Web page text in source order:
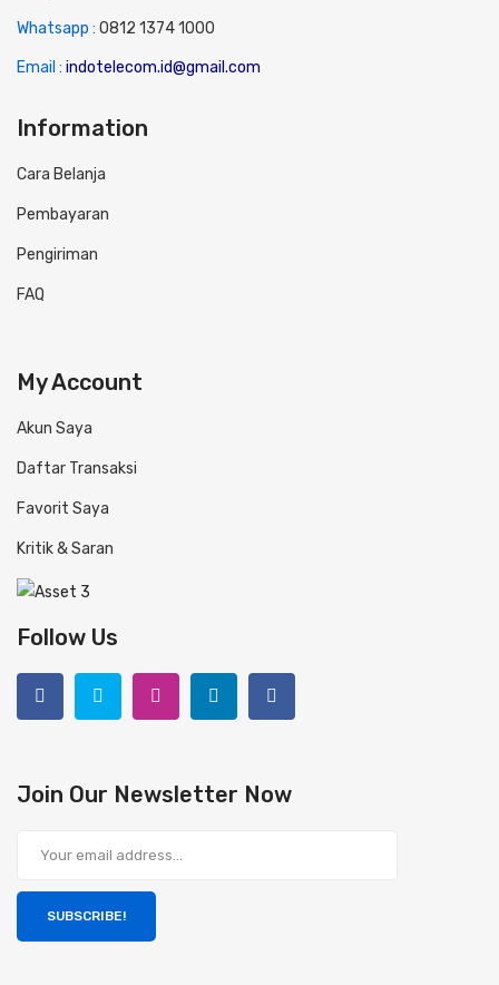
Whatsapp : 0812 1374 1000
Email : indotelecom.id@gmail.com
Information
Cara Belanja
Pembayaran
Pengiriman
FAQ
My Account
Akun Saya
Daftar Transaksi
Favorit Saya
Kritik & Saran
Follow Us
Join Our Newsletter Now
SUBSCRIBE!